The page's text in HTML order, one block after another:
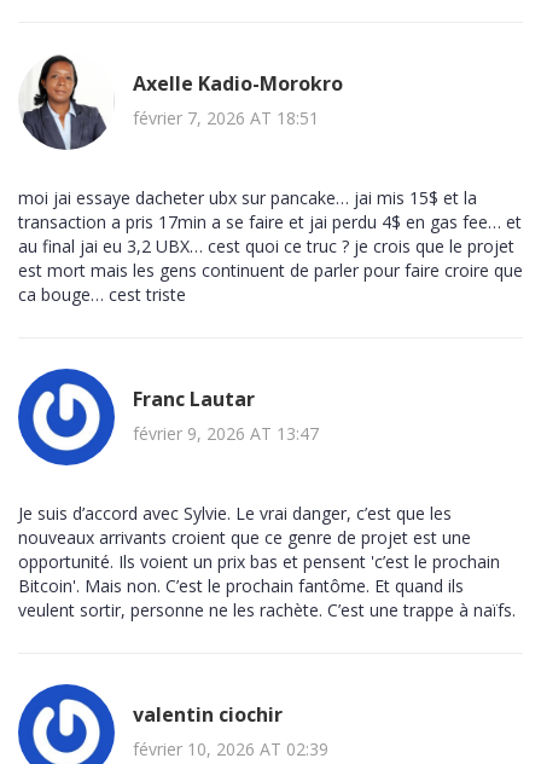
Axelle Kadio-Morokro
février 7, 2026 AT 18:51
moi jai essaye dacheter ubx sur pancake… jai mis 15$ et la
transaction a pris 17min a se faire et jai perdu 4$ en gas fee… et
au final jai eu 3,2 UBX… cest quoi ce truc ? je crois que le projet
est mort mais les gens continuent de parler pour faire croire que
ca bouge… cest triste
Franc Lautar
février 9, 2026 AT 13:47
Je suis d’accord avec Sylvie. Le vrai danger, c’est que les
nouveaux arrivants croient que ce genre de projet est une
opportunité. Ils voient un prix bas et pensent 'c’est le prochain
Bitcoin'. Mais non. C’est le prochain fantôme. Et quand ils
veulent sortir, personne ne les rachète. C’est une trappe à naïfs.
valentin ciochir
février 10, 2026 AT 02:39